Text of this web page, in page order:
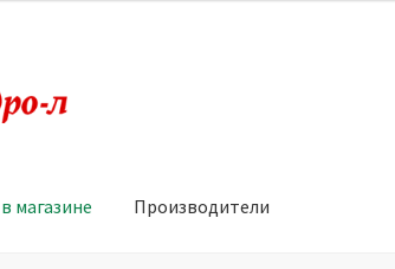
магазине Производители